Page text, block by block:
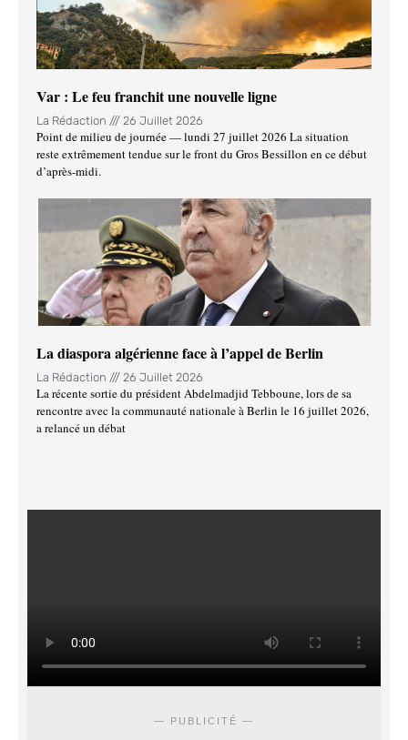
Var : Le feu franchit une nouvelle ligne
La Rédaction 26 Juillet 2026
Point de milieu de journée — lundi 27 juillet 2026 La situation
reste extrêmement tendue sur le front du Gros Bessillon en ce début
d’après-midi.
La diaspora algérienne face à l’appel de Berlin
La Rédaction 26 Juillet 2026
La récente sortie du président Abdelmadjid Tebboune, lors de sa
rencontre avec la communauté nationale à Berlin le 16 juillet 2026,
a relancé un débat
— PUBLICITÉ —